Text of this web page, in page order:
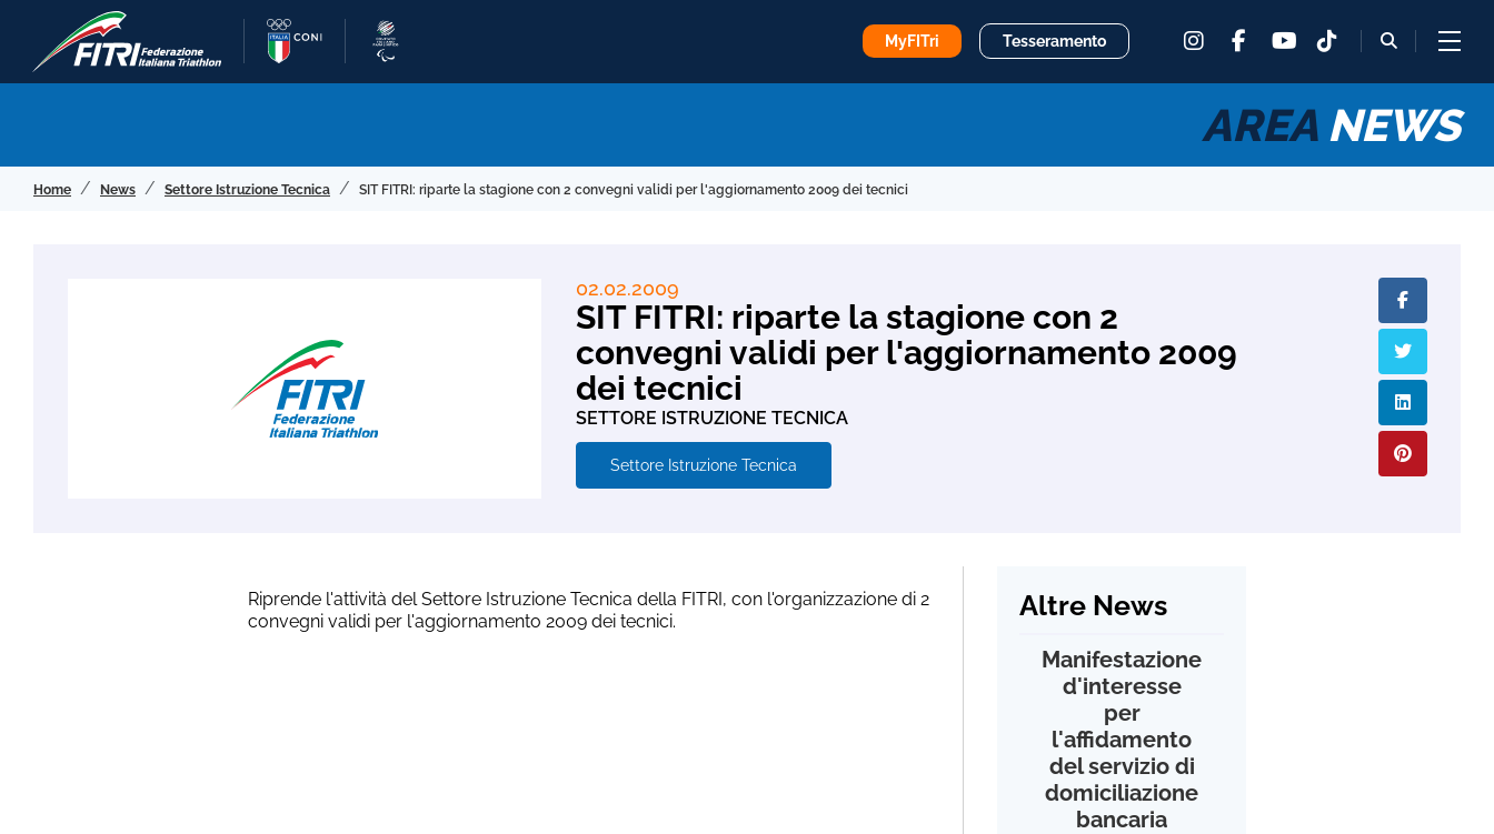
MyFITri Tesseramento instagram
facebooktiktok
glass
AREA NEWS
Home News Settore Istruzione Tecnica SIT FITRI: riparte la stagione con 2 convegni validi per l'aggiornamento 2009 dei tecnici
02.02.2009
SIT FITRI: riparte la stagione con 2
convegni validi per l'aggiornamento 2009
dei tecnici
SETTORE ISTRUZIONE TECNICA
Settore Istruzione Tecnica
Riprende l'attività del Settore Istruzione Tecnica della FITRI, con l'organizzazione di 2
convegni validi per l'aggiornamento 2009 dei tecnici.
Altre News
Manifestazione
d'interesse
per
l'affidamento
del servizio di
domiciliazione
bancaria